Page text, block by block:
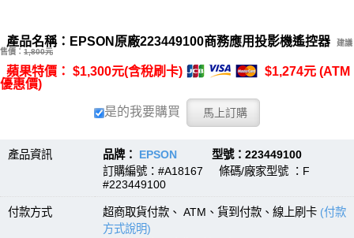
產品名稱：EPSON原廠223449100商務應用投影機遙控器
建議
售價： 1,800元
蘋果特價： $1,300元(含稅刷卡)
$1,274元 (ATM
優惠價)
是的我要購買
產品資訊 品牌： EPSON 型號：223449100
訂購編號：#A18167 條碼/廠家型號 ：F
#223449100
付款方式 超商取貨付款、 ATM、貨到付款、線上刷卡 (付款
方式說明)